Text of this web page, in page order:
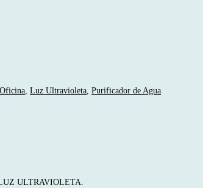
, Luz Ultravioleta, Purificador de Agua
ULTRAVIOLETA.